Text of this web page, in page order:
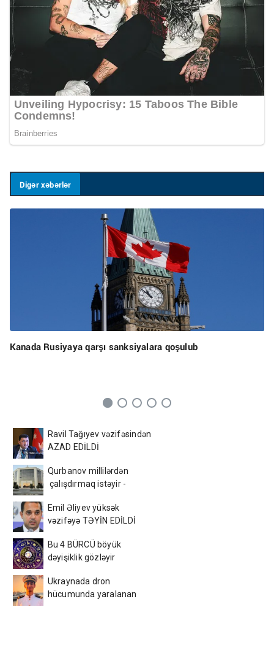
Digər xəbərlər
Kanada Rusiyaya qarşı sanksiyalara qoşulub
Ravil Tağıyev vəzifəsindən
AZAD EDİLDİ
Qurbanov millilərdən
çalışdırmaq istəyir -
Emil Əliyev yüksək
vəzifəyə TƏYİN EDİLDİ
Bu 4 BÜRCÜ böyük
dəyişiklik gözləyir
Ukraynada dron
hücumunda yaralanan